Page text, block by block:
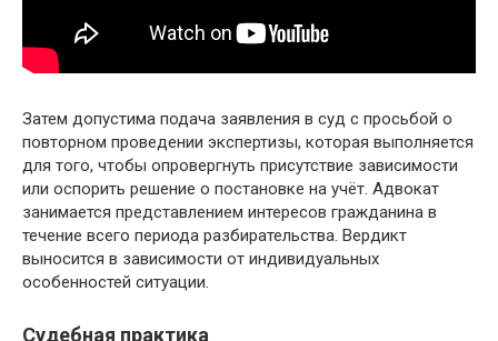
Затем допустима подача заявления в суд с просьбой о
повторном проведении экспертизы, которая выполняется
для того, чтобы опровергнуть присутствие зависимости
или оспорить решение о постановке на учёт. Адвокат
занимается представлением интересов гражданина в
течение всего периода разбирательства. Вердикт
выносится в зависимости от индивидуальных
особенностей ситуации.
Судебная практика